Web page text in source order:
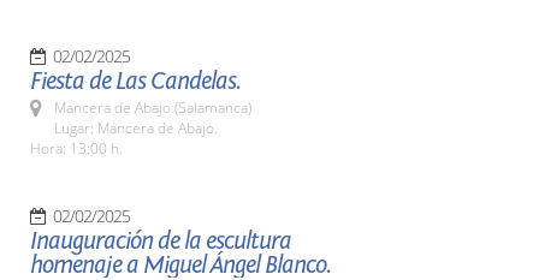
02/02/2025
Fiesta de Las Candelas.
Mancera de Abajo (Salamanca)
Lugar: Mancera de Abajo.
Hora: 13:00 h.
02/02/2025
Inauguración de la escultura
homenaje a Miguel Ángel Blanco.